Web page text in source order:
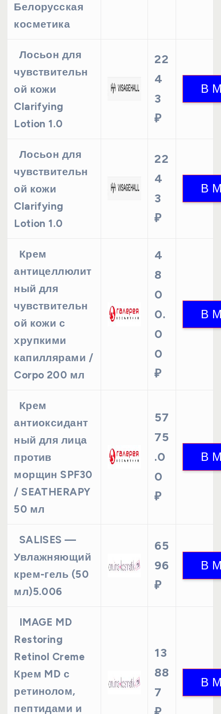
Белорусская
косметика
Лосьон для
чувствительн
ой кожи
Clarifying
Lotion 1.0
22
4
3
₽
Лосьон для
чувствительн
ой кожи
Clarifying
Lotion 1.0
22
4
3
₽
Крем
антицеллюлит
ный для
чувствительн
ой кожи с
хрупкими
капиллярами /
Corpo 200 мл
4
8
0
0.
0
0
₽
Крем
антиоксидант
ный для лица
против
морщин SPF30
/ SEATHERAPY
50 мл
57
75
.0
0
₽
SALISES —
Увлажняющий
крем-гель (50
мл)5.006
65
96
₽
IMAGE MD
Restoring
Retinol Creme
Крем MD с
ретинолом,
пептидами и
13
88
7